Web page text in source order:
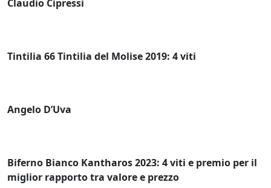
Claudio Cipressi
Tintilia 66 Tintilia del Molise 2019: 4 viti
Angelo D’Uva
Biferno Bianco Kantharos 2023: 4 viti e premio per il
miglior rapporto tra valore e prezzo